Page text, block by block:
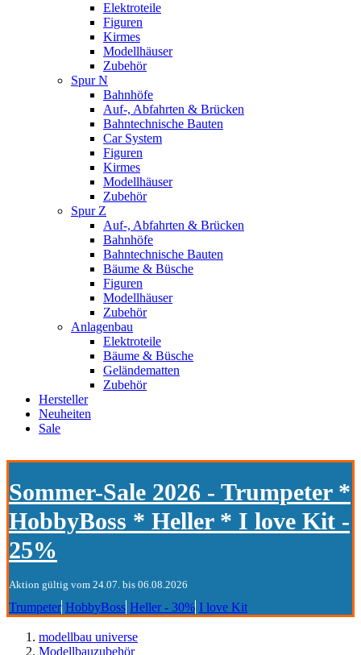
Elektroteile
Figuren
Kirmes
Modellhäuser
Zubehör
Spur N
Bahnhöfe
Auf-, Abfahrten & Brücken
Bahntechnische Bauten
Car System
Figuren
Kirmes
Modellhäuser
Zubehör
Spur Z
Auf-, Abfahrten & Brücken
Bahnhöfe
Bahntechnische Bauten
Bäume & Büsche
Figuren
Modellhäuser
Zubehör
Anlagenbau
Elektroteile
Bäume & Büsche
Geländematten
Zubehör
Hersteller
Neuheiten
Sale
Sommer-Sale 2026 - Trumpeter *
HobbyBoss * Heller * I love Kit -
25%
Aktion gültig vom 24.07. bis 06.08.2026
Trumpeter HobbyBoss Heller - 30% I love Kit
modellbau universe
Modellbauzubehör